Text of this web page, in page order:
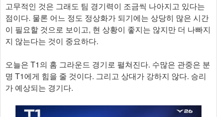
고무적인 것은 그래도 팀 경기력이 조금씩 나아지고 있다는
점이다. 물론 어느 정도 정상화가 되기에는 상당히 많은 시간
이 필요할 것으로 보이고, 현 상황이 좋지는 않지만 더 나빠지
지 않는다는 것이 중요하다.
오늘은 T1의 홈 그라운드 경기로 펼쳐진다. 수많은 관중은 분
명 T1에게 힘을 줄 것이다. 그리고 상대가 강하지 않다. 승리
가 예상되는 경기다.